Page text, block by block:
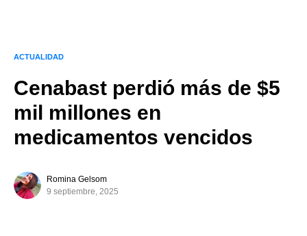
ACTUALIDAD
Cenabast perdió más de $5
mil millones en
medicamentos vencidos
Romina Gelsom
9 septiembre, 2025